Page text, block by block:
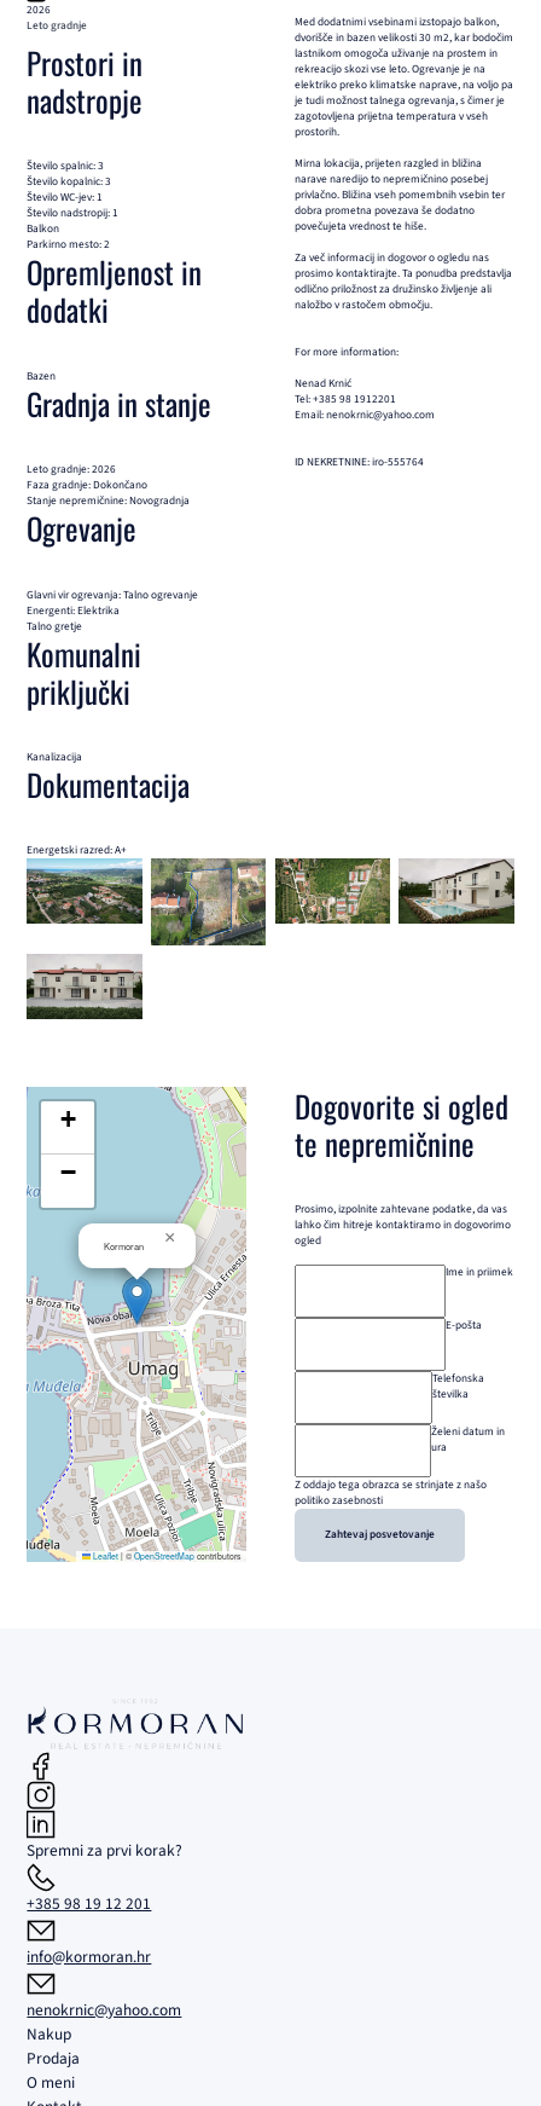
2026
Leto gradnje
Prostori in
nadstropje
Število spalnic: 3
Število kopalnic: 3
Število WC-jev: 1
Število nadstropij: 1
Balkon
Parkirno mesto: 2
Opremljenost in
dodatki
Bazen
Gradnja in stanje
Leto gradnje: 2026
Faza gradnje: Dokončano
Stanje nepremičnine: Novogradnja
Ogrevanje
Glavni vir ogrevanja: Talno ogrevanje
Energenti: Elektrika
Talno gretje
Komunalni
priključki
Kanalizacija
Dokumentacija
Energetski razred: A+
Med dodatnimi vsebinami izstopajo balkon,
dvorišče in bazen velikosti 30 m2, kar bodočim
lastnikom omogoča uživanje na prostem in
rekreacijo skozi vse leto. Ogrevanje je na
elektriko preko klimatske naprave, na voljo pa
je tudi možnost talnega ogrevanja, s čimer je
zagotovljena prijetna temperatura v vseh
prostorih.
Mirna lokacija, prijeten razgled in bližina
narave naredijo to nepremičnino posebej
privlačno. Bližina vseh pomembnih vsebin ter
dobra prometna povezava še dodatno
povečujeta vrednost te hiše.
Za več informacij in dogovor o ogledu nas
prosimo kontaktirajte. Ta ponudba predstavlja
odlično priložnost za družinsko življenje ali
naložbo v rastočem območju.
For more information:
Nenad Krnić
Tel: +385 98 1912201
Email: nenokrnic@yahoo.com
ID NEKRETNINE: iro-555764
Kormoran ×
+
−
Leaflet |© OpenStreetMapcontributors
Dogovorite si ogled
te nepremičnine
Prosimo, izpolnite zahtevane podatke, da vas
lahko čim hitreje kontaktiramo in dogovorimo
ogled
Ime in priimek
E-pošta
Telefonska
številka
Želeni datum in
ura
Z oddajo tega obrazca se strinjate z našo
politiko zasebnosti
Zahtevaj posvetovanje
Spremni za prvi korak?
+385 98 19 12 201
info@kormoran.hr
nenokrnic@yahoo.com
Nakup
Prodaja
O meni